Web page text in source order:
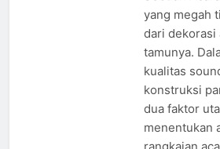
Sebuah
yang megah
dari dekorasi
tamunya.
kualitas
konstruksi
dua faktor
menentukan